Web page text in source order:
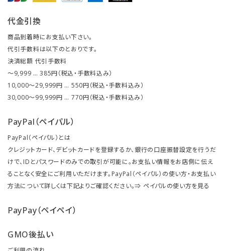
代金引換
商品到着時にお支払い下さい。
代引手数料は以下のとおりです。
決済総額 代引手数料
～9,999 … 385円（税込・手数料込み）
10,000～29,999円 … 550円（税込・手数料込み）
30,000～99,999円 … 770円（税込・手数料込み）
PayPal（ペイパル）
PayPal（ペイパル）とは
クレジットカード、デビットカードを登録するか、銀行の口座振替設定を行うだ
けで、IDとパスワードのみでの取引が可能に。お支払い情報をお店側に伝え
ることなく安全にご利用いただけます。PayPal（ペイパル）の使い方・お支払い
方法について詳しくは下記よりご確認ください。⇒ ペイパルの使い方を見る
PayPay（ペイペイ）
GMO後払い